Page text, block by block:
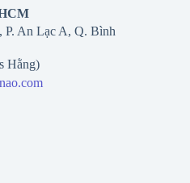
P. An Lạc A, Q. Bình
Hằng)